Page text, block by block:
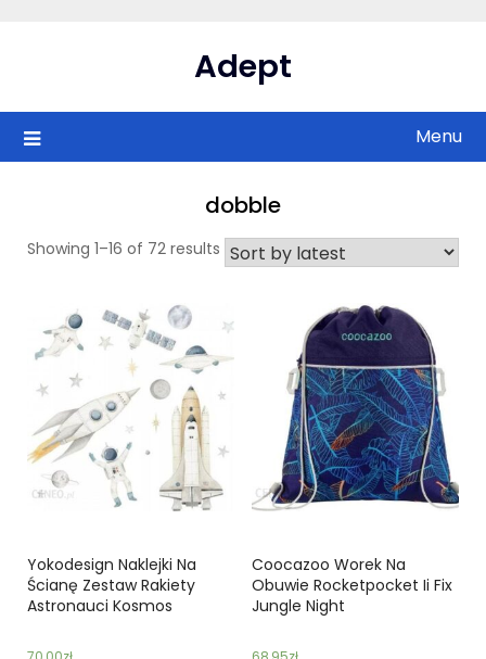
Adept
Menu
dobble
Showing 1–16 of 72 results
Yokodesign Naklejki Na
Ścianę Zestaw Rakiety
Astronauci Kosmos
Coocazoo Worek Na
Obuwie Rocketpocket Ii Fix
Jungle Night